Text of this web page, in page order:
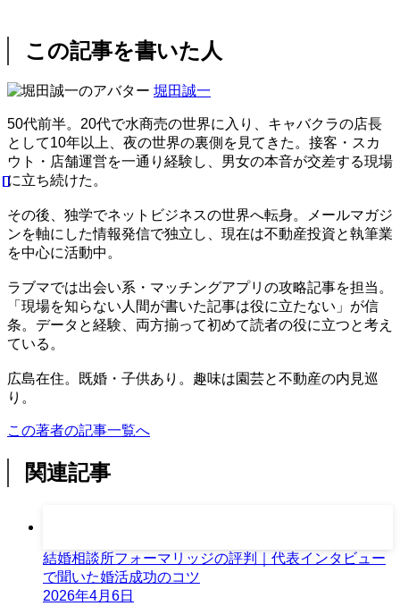
この記事を書いた人
堀田誠一
50代前半。20代で水商売の世界に入り、キャバクラの店長
として10年以上、夜の世界の裏側を見てきた。接客・スカ
ウト・店舗運営を一通り経験し、男女の本音が交差する現場
に立ち続けた。
その後、独学でネットビジネスの世界へ転身。メールマガジ
ンを軸にした情報発信で独立し、現在は不動産投資と執筆業
を中心に活動中。
ラブマでは出会い系・マッチングアプリの攻略記事を担当。
「現場を知らない人間が書いた記事は役に立たない」が信
条。データと経験、両方揃って初めて読者の役に立つと考え
ている。
広島在住。既婚・子供あり。趣味は園芸と不動産の内見巡
り。
この著者の記事一覧へ
関連記事
結婚相談所フォーマリッジの評判｜代表インタビュー
で聞いた婚活成功のコツ
2026年4月6日